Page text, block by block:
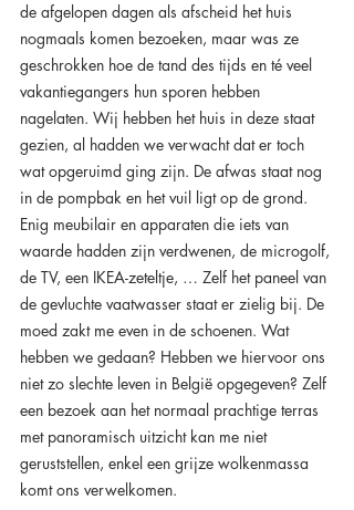
de afgelopen dagen als afscheid het huis
nogmaals komen bezoeken, maar was ze
geschrokken hoe de tand des tijds en té veel
vakantiegangers hun sporen hebben
nagelaten. Wij hebben het huis in deze staat
gezien, al hadden we verwacht dat er toch
wat opgeruimd ging zijn. De afwas staat nog
in de pompbak en het vuil ligt op de grond.
Enig meubilair en apparaten die iets van
waarde hadden zijn verdwenen, de microgolf,
de TV, een IKEA-zeteltje, … Zelf het paneel van
de gevluchte vaatwasser staat er zielig bij. De
moed zakt me even in de schoenen. Wat
hebben we gedaan? Hebben we hiervoor ons
niet zo slechte leven in België opgegeven? Zelf
een bezoek aan het normaal prachtige terras
met panoramisch uitzicht kan me niet
geruststellen, enkel een grijze wolkenmassa
komt ons verwelkomen.